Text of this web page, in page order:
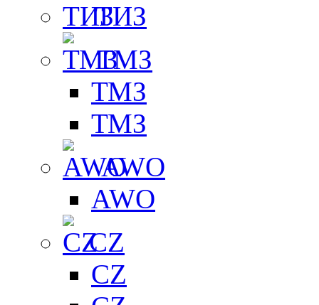
ТИЗ
ТМЗ
ТМЗ
ТМЗ
AWO
AWO
CZ
CZ